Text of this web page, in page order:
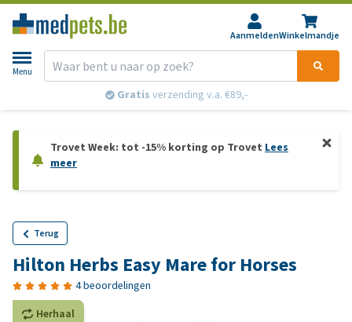
AanmeldenWinkelmandje
Menu
Gratis verzending v.a. €89,-
Trovet Week: tot -15% korting op Trovet Lees
meer
Terug
Hilton Herbs Easy Mare for Horses
4 beoordelingen
Herhaal